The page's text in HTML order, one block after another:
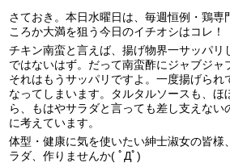
さておき。本日水曜日は、毎週恒例・鶏専
ころか大満を狙う今日のイチオシはコレ！
チキン南蛮と言えば、揚げ物界一サッパリ
ではないはず。だって南蛮酢にジャブジャ
それはもうサッパリですよ。一度揚げられ
なってしまいます。タルタルソースも、ほ
ら、もはやサラダと言っても差し支えない
に考えています。
体型・健康に気を使いたい紳士淑女の皆様
ラダ、作りませんか( ﾟДﾟ)